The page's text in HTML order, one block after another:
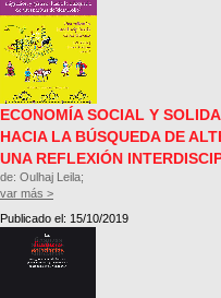
ECONOMÍA SOCIAL Y
HACIA LA BÚSQUEDA DE
UNA REFLEXIÓN
de: Oulhaj Leila;
var más >
Publicado el: 15/10/2019